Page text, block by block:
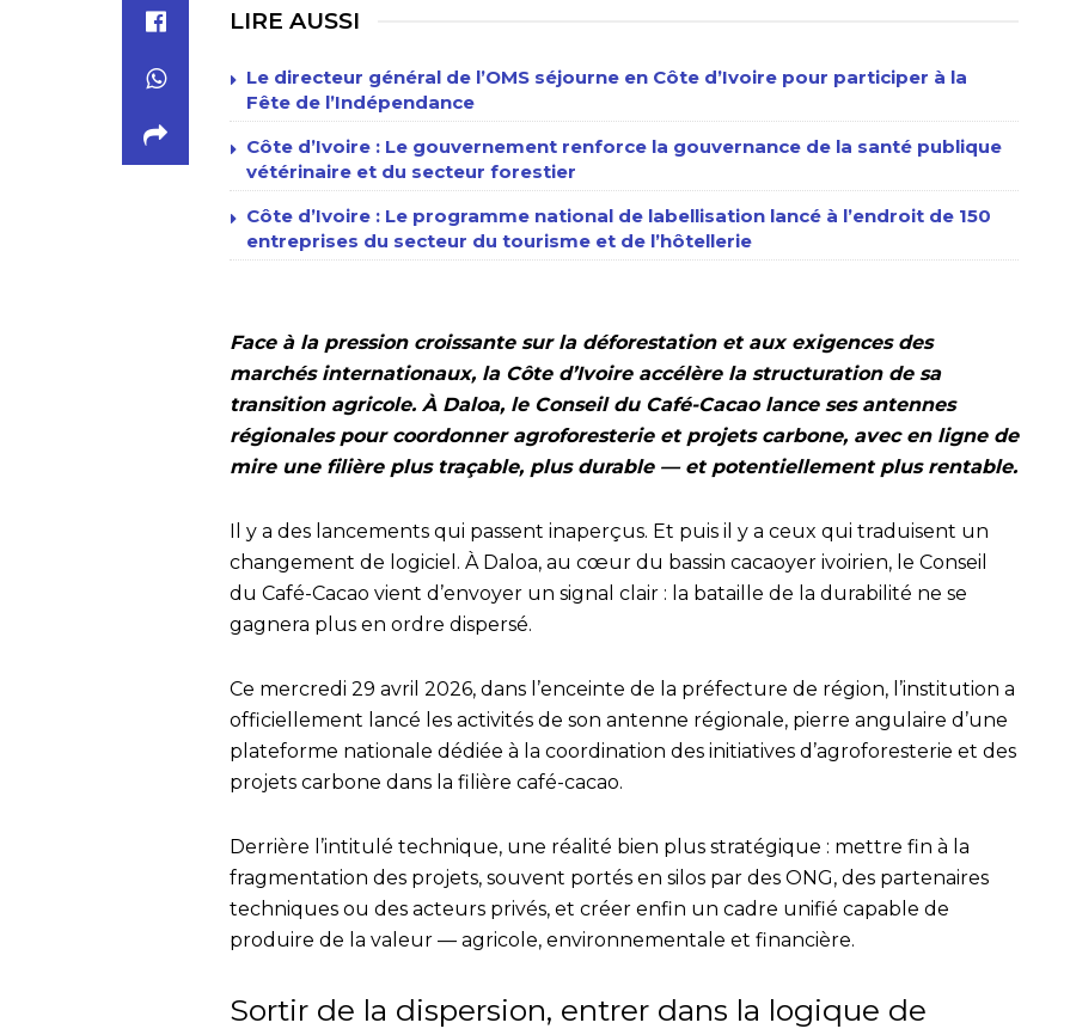
LIRE AUSSI
Le directeur général de l’OMS séjourne en Côte d’Ivoire pour participer à la
Fête de l’Indépendance
Côte d’Ivoire : Le gouvernement renforce la gouvernance de la santé publique
vétérinaire et du secteur forestier
Côte d’Ivoire : Le programme national de labellisation lancé à l’endroit de 150
entreprises du secteur du tourisme et de l’hôtellerie
Face à la pression croissante sur la déforestation et aux exigences des
marchés internationaux, la Côte d’Ivoire accélère la structuration de sa
transition agricole. À Daloa, le Conseil du Café-Cacao lance ses antennes
régionales pour coordonner agroforesterie et projets carbone, avec en ligne de
mire une filière plus traçable, plus durable — et potentiellement plus rentable.
Il y a des lancements qui passent inaperçus. Et puis il y a ceux qui traduisent un
changement de logiciel. À Daloa, au cœur du bassin cacaoyer ivoirien, le Conseil
du Café-Cacao vient d’envoyer un signal clair : la bataille de la durabilité ne se
gagnera plus en ordre dispersé.
Ce mercredi 29 avril 2026, dans l’enceinte de la préfecture de région, l’institution a
officiellement lancé les activités de son antenne régionale, pierre angulaire d’une
plateforme nationale dédiée à la coordination des initiatives d’agroforesterie et des
projets carbone dans la filière café-cacao.
Derrière l’intitulé technique, une réalité bien plus stratégique : mettre fin à la
fragmentation des projets, souvent portés en silos par des ONG, des partenaires
techniques ou des acteurs privés, et créer enfin un cadre unifié capable de
produire de la valeur — agricole, environnementale et financière.
Sortir de la dispersion, entrer dans la logique de